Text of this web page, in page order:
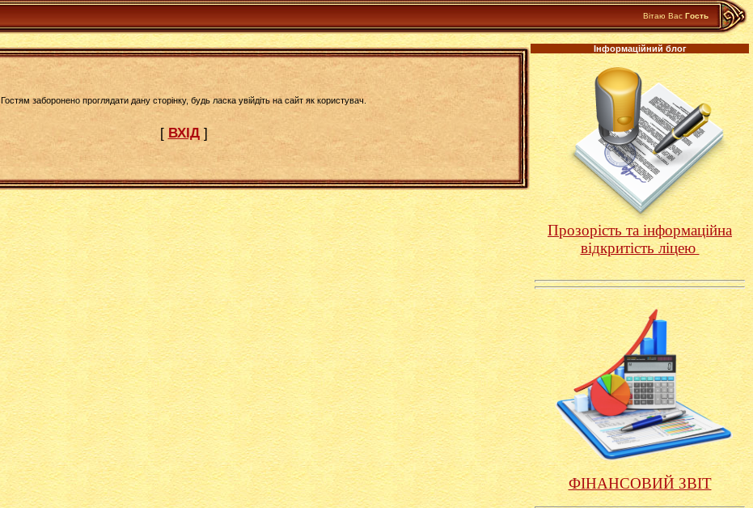
Вітаю Вас Гость
Гостям заборонено проглядати дану сторінку, будь ласка увійдіть на сайт як користувач.
[ ВХІД]
Інформаційний блог
Прозорість та інформаційна
відкритість ліцею
ФІНАНСОВИЙ ЗВІТ